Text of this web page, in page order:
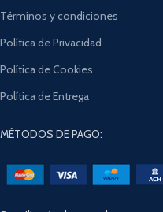
Términos y condiciones
Política de Privacidad
Política de Cookies
Política de Entrega
MÉTODOS DE PAGO: